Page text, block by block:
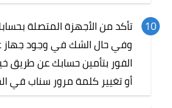
تأكد من الأجهزة المتصلة
وفي حال الشك في وجود جهاز
الفور بتأمين حسابك عن طريق
أو تغيير كلمة مرور سناب في